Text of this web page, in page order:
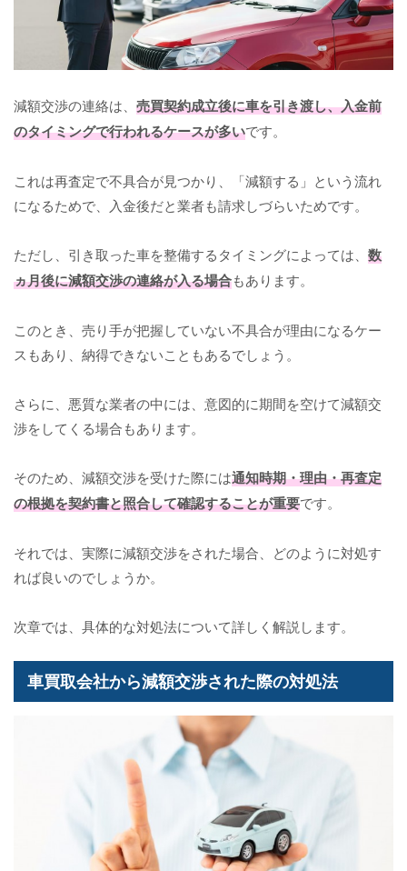
減額交渉の連絡は、 売買契約成立後に車を引き渡し、入金前
のタイミングで行われるケースが多いです。
これは再査定で不具合が見つかり、「減額する」という流れ
になるためで、入金後だと業者も請求しづらいためです。
ただし、引き取った車を整備するタイミングによっては、 数
ヵ月後に減額交渉の連絡が入る場合もあります。
このとき、売り手が把握していない不具合が理由になるケー
スもあり、納得できないこともあるでしょう。
さらに、悪質な業者の中には、意図的に期間を空けて減額交
渉をしてくる場合もあります。
そのため、減額交渉を受けた際には通知時期・理由・再査定
の根拠を契約書と照合して確認することが重要です。
それでは、実際に減額交渉をされた場合、どのように対処す
れば良いのでしょうか。
次章では、具体的な対処法について詳しく解説します。
車買取会社から減額交渉された際の対処法